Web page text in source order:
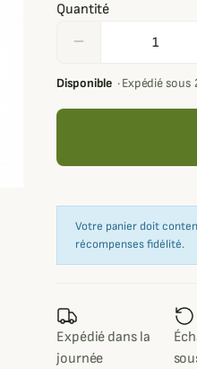
Quantité
remove
Disponible ·Expédié sous
Votre panier doit
récompenses fidélité.
Expédié dans la
journée